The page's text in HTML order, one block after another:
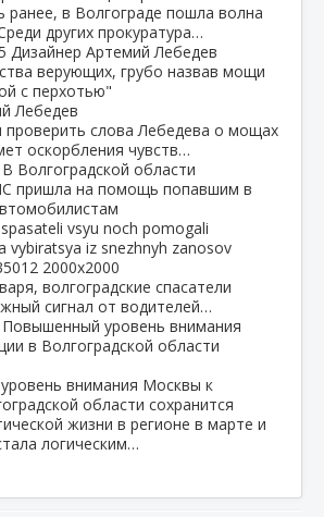
ранее, в Волгограде пошла волна
других прокуратура…
Дизайнер Артемий Лебедев
верующих, грубо назвав мощи
с перхотью"
слова Лебедева о мощах
оскорбления чувств…
В Волгоградской области
пришла на помощь попавшим в
волгоградские спасатели
сигнал от водителей…
Повышенный уровень внимания
в Волгоградской области
жизни в регионе в марте и
логическим…